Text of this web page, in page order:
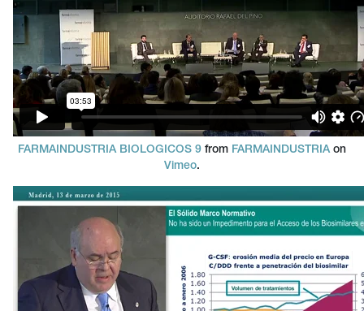
FARMAINDUSTRIA BIOLOGICOS 9 from FARMAINDUSTRIAon
Vimeo.